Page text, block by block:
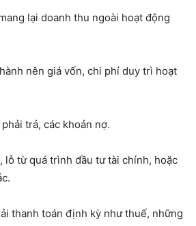
lại doanh thu ngoài hoạt động
nên giá vốn, chi phí duy trì hoạt
trả, các khoản nợ.
lỗ từ quá trình đầu tư tài chính, hoặc
thanh toán định kỳ như thuế, những